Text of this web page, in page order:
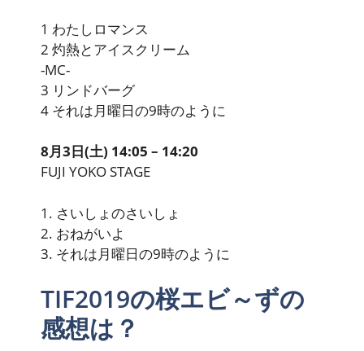
1 わたしロマンス
2 灼熱とアイスクリーム
-MC-
3 リンドバーグ
4 それは月曜日の9時のように
8月3日(土) 14:05 – 14:20
FUJI YOKO STAGE
1. さいしょのさいしょ
2. おねがいよ
3. それは月曜日の9時のように
TIF2019の桜エビ～ずの
感想は？